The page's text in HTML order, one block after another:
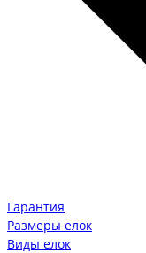
Гарантия
Размеры елок
Виды елок